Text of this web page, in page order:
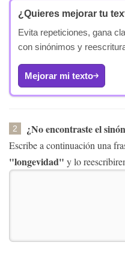
¿Quieres mejorar tu
Evita repeticiones, gana
con sinónimos y
Mejorar mi texto
2 ¿No encontraste el
Escribe a continuación una
"longevidad" y lo